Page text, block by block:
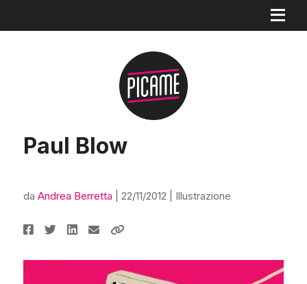
Paul Blow
da Andrea Berretta 22/11/2012 Illustrazione